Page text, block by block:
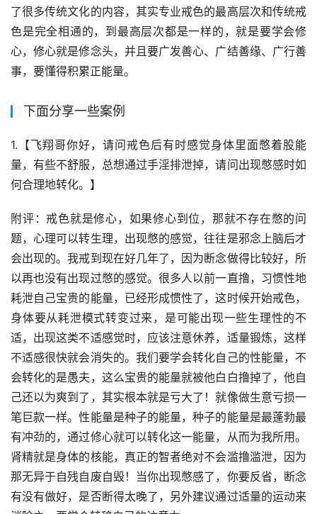
了很多传统文化的内容，其实专业戒色的最高层次和传统戒
色是完全相通的，到最高层次都是一样的，就是要学会修
心，修心就是修念头，并且要广发善心、广结善缘、广行善
事，要懂得积累正能量。
下面分享一些案例
1.【飞翔哥你好，请问戒色后有时感觉身体里面憋着股能
量，有些不舒服，总想通过手淫排泄掉，请问出现憋感时如
何合理地转化。】
附评：戒色就是修心，如果修心到位，那就不存在憋的问
题，心理可以转生理，出现憋的感觉，往往是邪念上脑后才
会出现的。我戒到现在好几年了，因为断念做得比较好，所
以再也没有出现过憋的感觉。很多人以前一直撸，习惯性地
耗泄自己宝贵的能量，已经形成惯性了，这时候开始戒色，
身体要从耗泄模式转变过来，是可能出现一些生理性的不
适，出现这类不适感觉时，应该注意休养，适量锻炼，这样
不适感很快就会消失的。我们要学会转化自己的性能量，不
会转化的是愚夫，这么宝贵的能量就被他白白撸掉了，他自
己还以为爽到了，其实根本就是亏大了！就像做生意亏损一
笔巨款一样。性能量是种子的能量，种子的能量是最蓬勃最
有冲劲的，通过修心就可以转化这一能量，从而为我所用。
肾精就是身体的核能，真正的智者绝对不会滥撸滥泄，因为
那无异于自残自废自毁！当你出现憋感了，你要反省，断念
有没有做好，是否断得太晚了，另外建议通过适量的运动来